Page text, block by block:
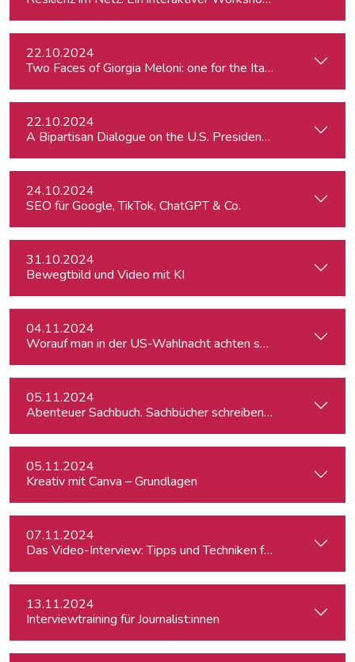
22.10.2024
Two Faces of Giorgia Meloni: one for the Italians, other for
22.10.2024
A Bipartisan Dialogue on the U.S. Presidential Elections:
24.10.2024
SEO für Google, TikTok, ChatGPT & Co.
31.10.2024
Bewegtbild und Video mit KI
04.11.2024
Worauf man in der US-Wahlnacht achten sollte
05.11.2024
Abenteuer Sachbuch. Sachbücher schreiben für
05.11.2024
Kreativ mit Canva – Grundlagen
07.11.2024
Das Video-Interview: Tipps und Techniken für TV und Web
13.11.2024
Interviewtraining für Journalist:innen